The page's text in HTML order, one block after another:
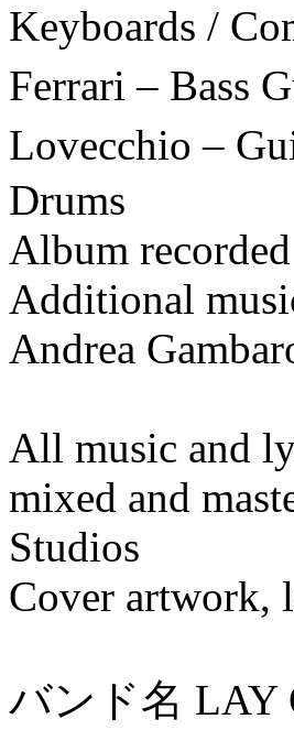
Keyboards /
Ferrari –
Lovecchio –
Drums
Album
Additional
Andrea
All music and
mixed and
Studios
Cover artwork,
バンド名 LAY